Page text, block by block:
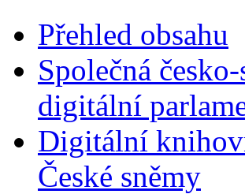
Přehled obsahu
Společná
digitální
Digitální
České sněmy